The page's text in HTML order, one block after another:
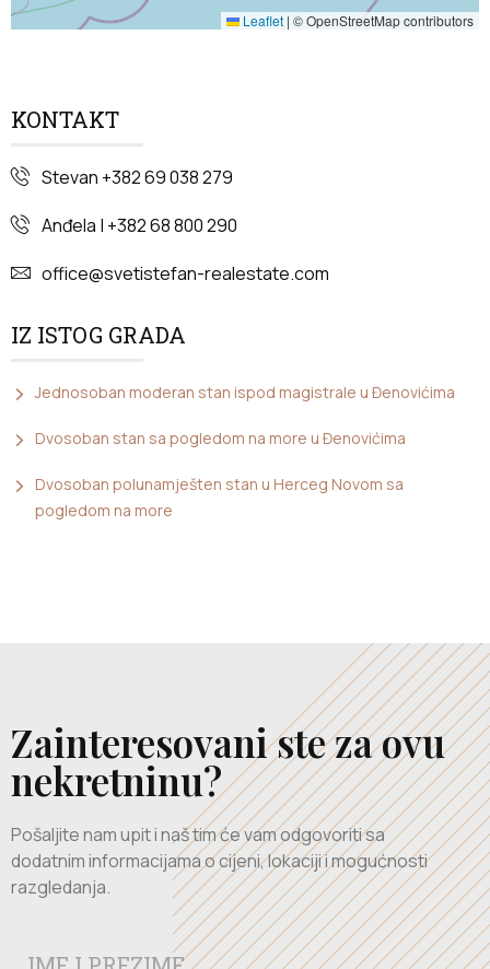
Leaflet | © OpenStreetMap contributors
KONTAKT
Stevan +382 69 038 279
Anđela | +382 68 800 290
office@svetistefan-realestate.com
IZ ISTOG GRADA
Jednosoban moderan stan ispod magistrale u Đenovićima
Dvosoban stan sa pogledom na more u Đenovićima
Dvosoban polunamješten stan u Herceg Novom sa
pogledom na more
Zainteresovani ste za ovu
nekretninu?
Pošaljite nam upit i naš tim će vam odgovoriti sa
dodatnim informacijama o cijeni, lokaciji i mogućnosti
razgledanja.